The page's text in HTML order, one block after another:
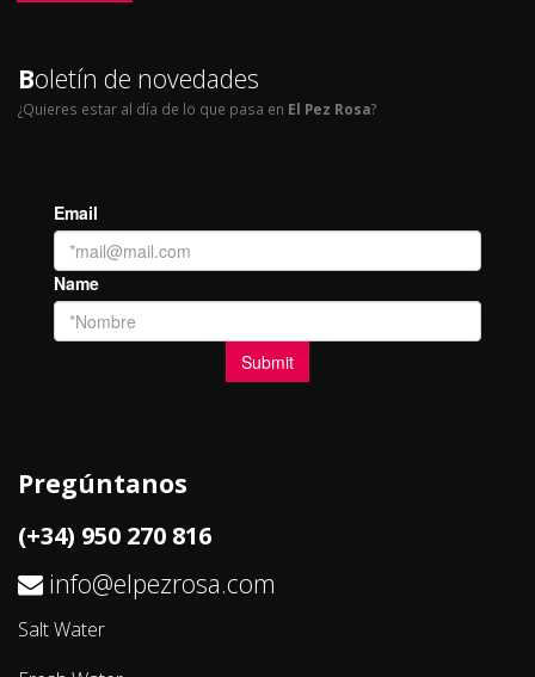
Boletín de novedades
¿Quieres estar al día de lo que pasa en El Pez Rosa?
Pregúntanos
(+34) 950 270 816
info@elpezrosa.com
Salt Water